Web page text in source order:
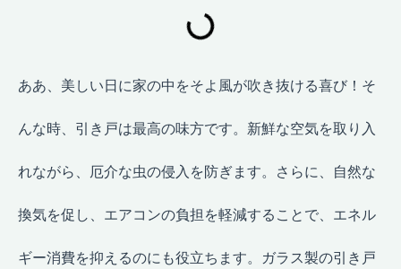
ああ、美しい日に家の中をそよ風が吹き抜ける喜び！そ
んな時、引き戸は最高の味方です。新鮮な空気を取り入
れながら、厄介な虫の侵入を防ぎます。さらに、自然な
換気を促し、エアコンの負担を軽減することで、エネル
ギー消費を抑えるのにも役立ちます。ガラス製の引き戸